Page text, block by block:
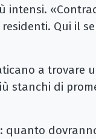
intensi.
Qui il
a trovare
stanchi di
quanto